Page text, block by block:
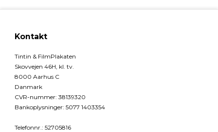
Kontakt
Tintin & FilmPlakaten
Skovvejen 46H, kl. tv.
8000 Aarhus C
Danmark
CVR-nummer: 38139320
Bankoplysninger: 5077 1403354
Telefonnr.: 52705816